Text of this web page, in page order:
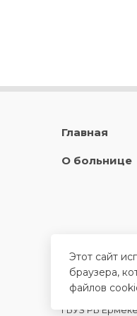
Главная
О больнице
ГБУЗ РБ
Этот сайт
браузера,
файлов